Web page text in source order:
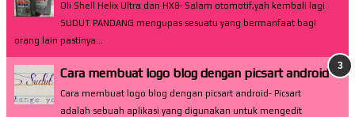
Oli Shell Helix Ultra dan HX8- Salam otomotif,yah kembali lagi
SUDUT PANDANG mengupas sesuatu yang bermanfaat bagi
orang lain pastinya...
Cara membuat logo blog dengan picsart android
Cara membuat logo blog dengan picsart android- Picsart
adalah sebuah aplikasi yang digunakan untuk mengedit